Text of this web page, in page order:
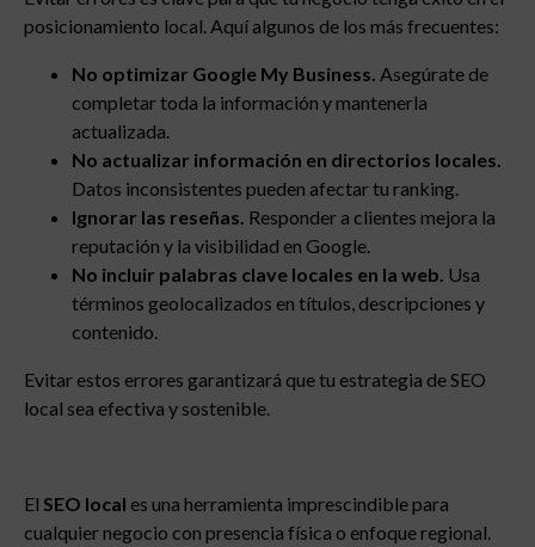
posicionamiento local. Aquí algunos de los más frecuentes:
No optimizar Google My Business. Asegúrate de
completar toda la información y mantenerla
actualizada.
No actualizar información en directorios locales.
Datos inconsistentes pueden afectar tu ranking.
Ignorar las reseñas. Responder a clientes mejora la
reputación y la visibilidad en Google.
No incluir palabras clave locales en la web. Usa
términos geolocalizados en títulos, descripciones y
contenido.
Evitar estos errores garantizará que tu estrategia de SEO
local sea efectiva y sostenible.
El SEO local es una herramienta imprescindible para
cualquier negocio con presencia física o enfoque regional.